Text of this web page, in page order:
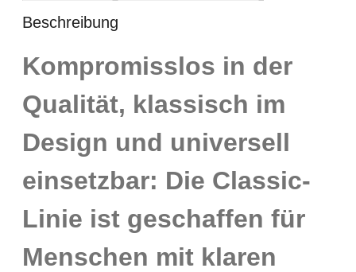
Beschreibung
Kompromisslos in der
Qualität, klassisch im
Design und universell
einsetzbar: Die Classic-
Linie ist geschaffen für
Menschen mit klaren